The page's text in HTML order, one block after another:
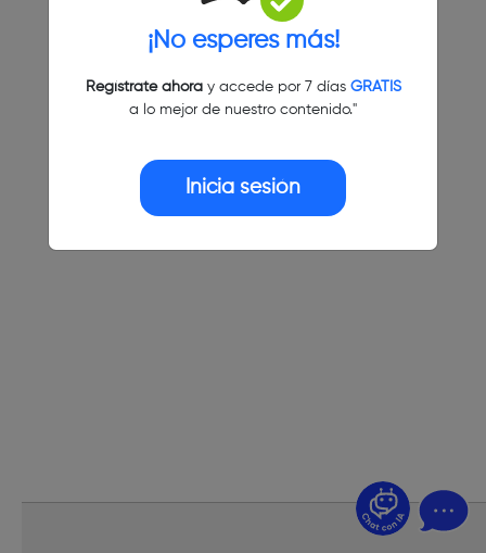
¡No esperes más!
Regístrate ahoray accede por 7 días GRATIS
a lo mejor de nuestro contenido."
Inicia sesión